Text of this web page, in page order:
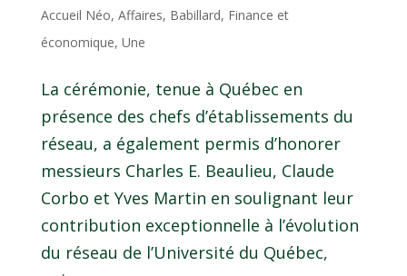
Accueil Néo, Affaires, Babillard, Finance et
économique, Une
La cérémonie, tenue à Québec en
présence des chefs d’établissements du
réseau, a également permis d’honorer
messieurs Charles E. Beaulieu, Claude
Corbo et Yves Martin en soulignant leur
contribution exceptionnelle à l’évolution
du réseau de l’Université du Québec,